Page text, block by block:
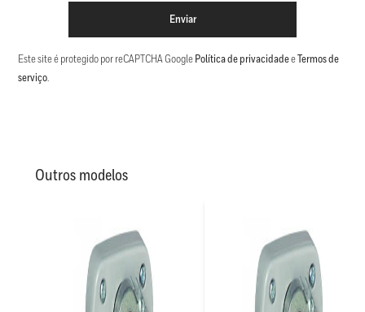
Enviar
Este site é protegido por reCAPTCHA Google Política de privacidadee Termos de
serviço.
Outros modelos